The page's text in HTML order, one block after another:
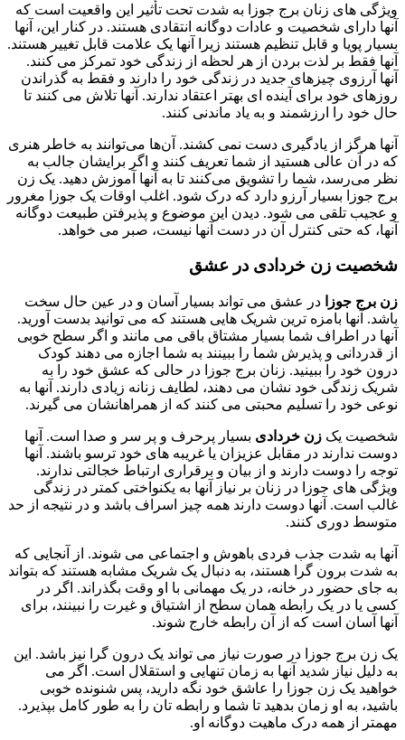
ویژگی های زنان برج جوزا به شدت تحت تأثیر این واقعیت است که
آنها دارای شخصیت و عادات دوگانه انتقادی هستند. در کنار این، آنها
بسیار پویا و قابل تنظیم هستند زیرا آنها یک علامت قابل تغییر هستند.
آنها فقط بر لذت بردن از هر لحظه از زندگی خود تمرکز می کنند.
آنها آرزوی چیزهای جدید در زندگی خود را دارند و فقط به گذراندن
روزهای خود برای آینده ای بهتر اعتقاد ندارند. آنها تلاش می کنند تا
حال خود را ارزشمند و به یاد ماندنی کنند.
آنها هرگز از یادگیری دست نمی کشند. آن‌ها می‌توانند به خاطر هنری
که در آن عالی هستید از شما تعریف کنند و اگر برایشان جالب به
نظر می‌رسد، شما را تشویق می‌کنند تا به آنها آموزش دهید. یک زن
برج جوزا بسیار آرزو دارد که درک شود. اغلب اوقات یک جوزا مغرور
و عجیب تلقی می شود. دیدن این موضوع و پذیرفتن طبیعت دوگانه
آنها، که حتی کنترل آن در دست آنها نیست، صبر می خواهد.
شخصیت زن خردادی در عشق
زن برج جوزا
در عشق می تواند بسیار آسان و در عین حال سخت
باشد. آنها بامزه ترین شریک هایی هستند که می توانید بدست آورید.
آنها در اطراف شما بسیار مشتاق باقی می مانند و اگر سطح خوبی
از قدردانی و پذیرش شما را ببینند به شما اجازه می دهند کودک
درون خود را ببینید. زنان برج جوزا در حالی که عشق خود را به
شریک زندگی خود نشان می دهند، لطایف زنانه زیادی دارند. آنها به
نوعی خود را تسلیم محبتی می کنند که از همراهانشان می گیرند.
شخصیت یک زن خردادی بسیار پرحرف و پر سر و صدا است. آنها
دوست ندارند در مقابل عزیزان یا غریبه های خود ترسو باشند. آنها
توجه را دوست دارند و از بیان و برقراری ارتباط خجالتی ندارند.
ویژگی های جوزا در زنان بر نیاز آنها به یکنواختی کمتر در زندگی
غالب است. آنها دوست دارند همه چیز اسراف باشد و در نتیجه از حد
متوسط دوری کنند.
آنها به شدت جذب فردی باهوش و اجتماعی می شوند. از آنجایی که
به شدت برون گرا هستند، به دنبال یک شریک مشابه هستند که بتواند
به جای حضور در خانه، در یک مهمانی با او وقت بگذراند. اگر در
کسی یا در یک رابطه همان سطح از اشتیاق و غیرت را نبینند، برای
آنها آسان است که از آن رابطه خارج شوند.
یک زن برج جوزا در صورت نیاز می تواند یک درون گرا نیز باشد. این
به دلیل نیاز شدید آنها به زمان تنهایی و استقلال است. اگر می
خواهید یک زن جوزا را عاشق خود نگه دارید، پس شنونده خوبی
باشید، به او زمان بدهید تا شما و رابطه تان را به طور کامل بپذیرد.
مهمتر از همه درک ماهیت دوگانه او.